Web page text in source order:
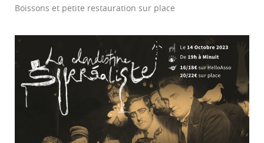
Boissons et petite restauration sur place